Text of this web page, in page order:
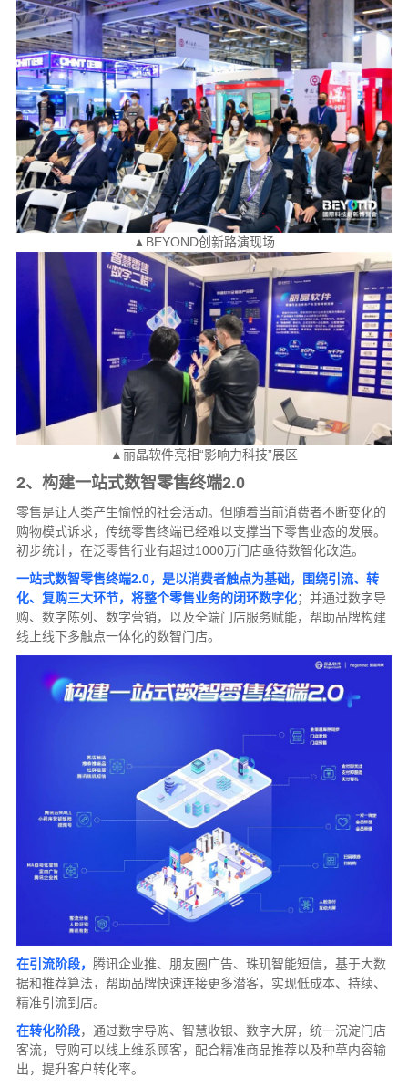
▲BEYOND创新路演现场
▲丽晶软件亮相“影响力科技”展区
2、构建一站式数智零售终端2.0
零售是让人类产生愉悦的社会活动。但随着当前消费者不断变化的
购物模式诉求，传统零售终端已经难以支撑当下零售业态的发展。
初步统计，在泛零售行业有超过1000万门店亟待数智化改造。
一站式数智零售终端2.0，是以消费者触点为基础，围绕引流、转
化、复购三大环节，将整个零售业务的闭环数字化；并通过数字导
购、数字陈列、数字营销，以及全端门店服务赋能，帮助品牌构建
线上线下多触点一体化的数智门店。
在引流阶段， 腾讯企业推、朋友圈广告、珠玑智能短信，基于大数
据和推荐算法，帮助品牌快速连接更多潜客，实现低成本、持续、
精准引流到店。
在转化阶段，通过数字导购、智慧收银、数字大屏，统一沉淀门店
客流，导购可以线上维系顾客，配合精准商品推荐以及种草内容输
出，提升客户转化率。